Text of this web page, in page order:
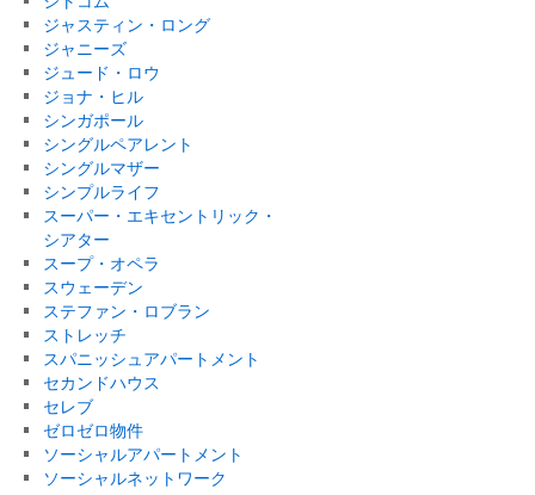
ジャスティン・ロング
ジャニーズ
ジュード・ロウ
ジョナ・ヒル
シンガポール
シングルペアレント
シングルマザー
シンプルライフ
スーパー・エキセントリック・
シアター
スープ・オペラ
スウェーデン
ステファン・ロブラン
ストレッチ
スパニッシュアパートメント
セカンドハウス
セレブ
ゼロゼロ物件
ソーシャルアパートメント
ソーシャルネットワーク